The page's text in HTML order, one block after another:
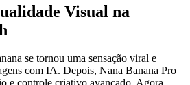
Visual na
se tornou uma sensação viral e
com IA. Depois, Nana Banana Pro